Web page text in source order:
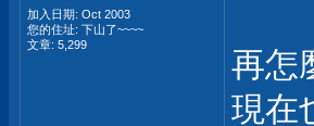
加入日期: Oct 2003
您的住址: 下山了~~~~
文章: 5,299
再怎
現在